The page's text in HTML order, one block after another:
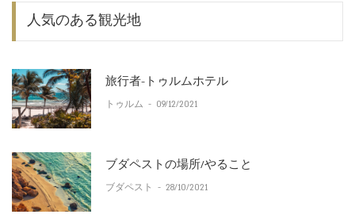
人気のある観光地
旅行者-トゥルムホテル
トゥルム - 09/12/2021
ブダペストの場所/やること
ブダペスト - 28/10/2021